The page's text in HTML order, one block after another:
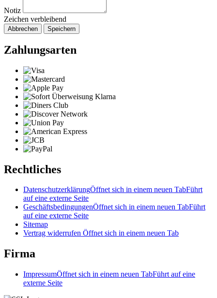
Notiz
Zeichen verbleibend
Abbrechen Speichern
Zahlungsarten
Rechtliches
DatenschutzerklärungÖffnet sich in einem neuen TabFührt
auf eine externe Seite
GeschäftsbedingungenÖffnet sich in einem neuen TabFührt
auf eine externe Seite
Sitemap
Vertrag widerrufen Öffnet sich in einem neuen Tab
Firma
ImpressumÖffnet sich in einem neuen TabFührt auf eine
externe Seite